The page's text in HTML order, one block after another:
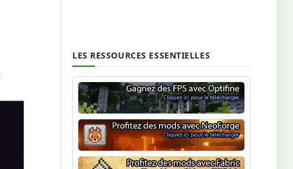
LES RESSOURCES ESSENTIELLES
Optifine
NeoForge